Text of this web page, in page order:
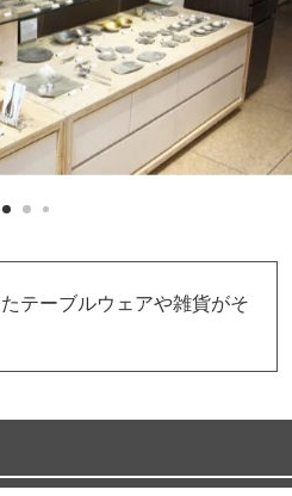
テーブルウェアや雑貨がそ